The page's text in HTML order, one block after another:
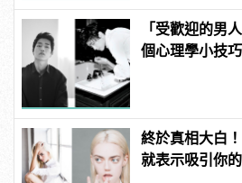
「受歡迎的男
個心理學小技
終於真相大白
就表示吸引你